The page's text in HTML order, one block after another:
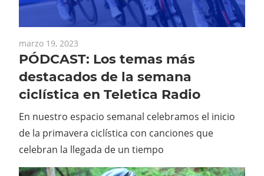
marzo 19, 2023
PÓDCAST: Los temas más
destacados de la semana
ciclística en Teletica Radio
En nuestro espacio semanal celebramos el inicio
de la primavera ciclística con canciones que
celebran la llegada de un tiempo